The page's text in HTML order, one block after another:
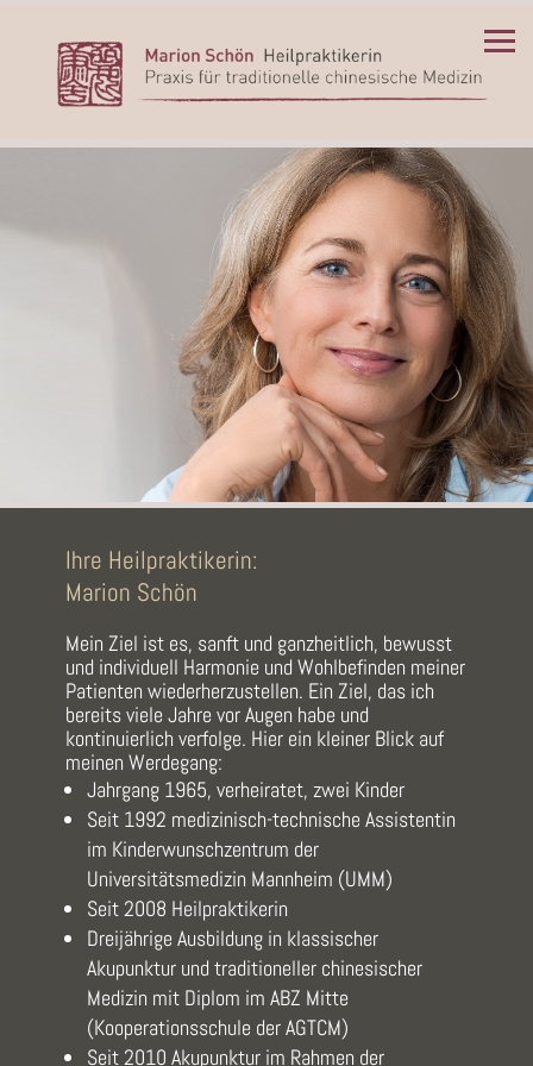
Ihre Heilpraktikerin:
Marion Schön
Mein Ziel ist es, sanft und ganzheitlich, bewusst
und individuell Harmonie und Wohlbefinden meiner
Patienten wiederherzustellen. Ein Ziel, das ich
bereits viele Jahre vor Augen habe und
kontinuierlich verfolge. Hier ein kleiner Blick auf
meinen Werdegang:
Jahrgang 1965, verheiratet, zwei Kinder
Seit 1992 medizinisch-technische Assistentin
im Kinderwunschzentrum der
Universitätsmedizin Mannheim (UMM)
Seit 2008 Heilpraktikerin
Dreijährige Ausbildung in klassischer
Akupunktur und traditioneller chinesischer
Medizin mit Diplom im ABZ Mitte
(Kooperationsschule der AGTCM)
Seit 2010 Akupunktur im Rahmen der